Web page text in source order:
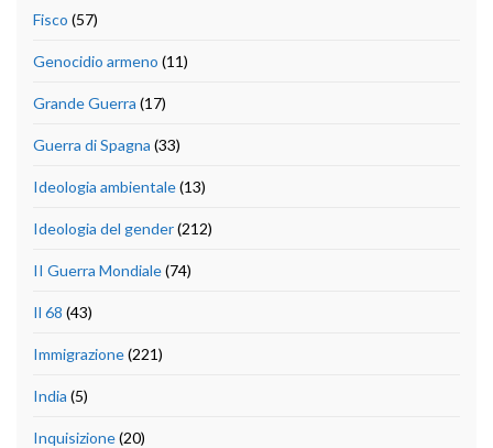
Fisco (57)
Genocidio armeno (11)
Grande Guerra (17)
Guerra di Spagna (33)
Ideologia ambientale(13)
Ideologia del gender(212)
II Guerra Mondiale(74)
Il 68 (43)
Immigrazione(221)
India (5)
Inquisizione(20)